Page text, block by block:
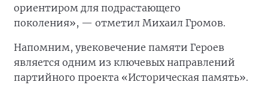
ориентиром для подрастающего
поколения», — отметил Михаил Громов.
Напомним, увековечение памяти Героев
является одним из ключевых направлений
партийного проекта «Историческая память».